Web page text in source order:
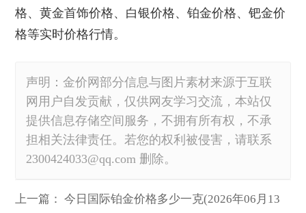
格、黄金首饰价格、白银价格、铂金价格、钯金价
格等实时价格行情。
声明：金价网部分信息与图片素材来源于互联
网用户自发贡献，仅供网友学习交流，本站仅
提供信息存储空间服务，不拥有所有权，不承
担相关法律责任。若您的权利被侵害，请联系
2300424033@qq.com 删除。
上一篇：今日国际铂金价格多少一克(2026年06月13